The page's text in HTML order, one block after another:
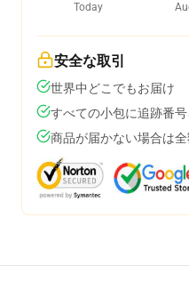
Today
安全な取引
世界中どこでもお届け
すべての小包に追跡番
商品が届かない場合は